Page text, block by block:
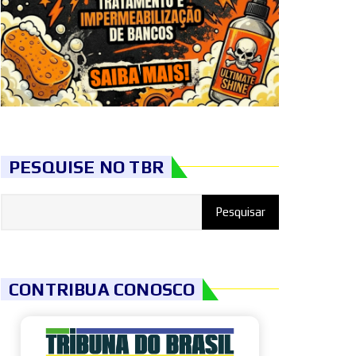
PESQUISE NO TBR
CONTRIBUA CONOSCO